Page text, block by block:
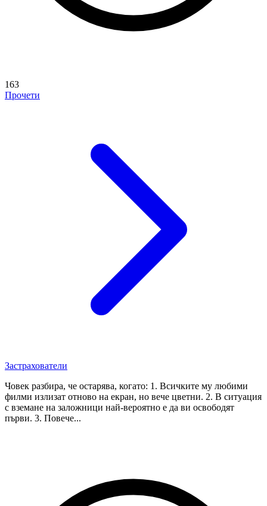
163
Прочети
Застрахователи
Човек разбира, че остарява, когато: 1. Всичките му любими
филми излизат отново на екран, но вече цветни. 2. В ситуация
с вземане на заложници най-вероятно е да ви освободят
първи. 3. Повече...